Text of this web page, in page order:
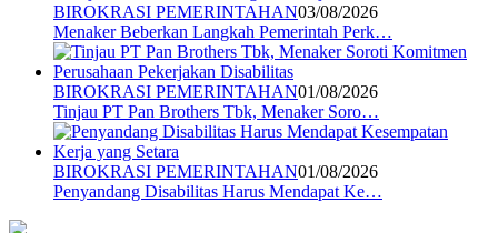
BIROKRASI PEMERINTAHAN03/08/2026
Menaker Beberkan Langkah Pemerintah Perk…
BIROKRASI PEMERINTAHAN01/08/2026
Tinjau PT Pan Brothers Tbk, Menaker Soro…
BIROKRASI PEMERINTAHAN01/08/2026
Penyandang Disabilitas Harus Mendapat Ke…